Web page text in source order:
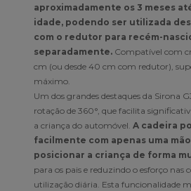
aproximadamente os 3 meses
idade, podendo ser utilizada
com o redutor para recém-
separadamente. Compatível com
cm (ou desde 40 cm com redutor),
máximo.
Um dos grandes destaques da Sirona
rotação de 360°, que facilita
a criança do automóvel. A cadeira
facilmente com apenas uma
posicionar a criança de forma
para os pais e reduzindo o esforço nas
utilização diária. Esta funcionalidade